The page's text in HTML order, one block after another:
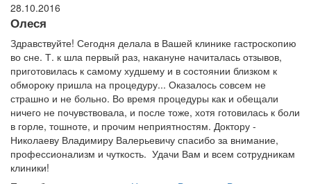
28.10.2016
Олеся
Здравствуйте! Сегодня делала в Вашей клинике гастроскопию
во сне. Т. к шла первый раз, накануне начиталась отзывов,
приготовилась к самому худшему и в состоянии близком к
обмороку пришла на процедуру... Оказалось совсем не
страшно и не больно. Во время процедуры как и обещали
ничего не почувствовала, и после тоже, хотя готовилась к боли
в горле, тошноте, и прочим неприятностям. Доктору -
Николаеву Владимиру Валерьевичу спасибо за внимание,
профессионализм и чуткость. Удачи Вам и всем сотрудникам
клиники!